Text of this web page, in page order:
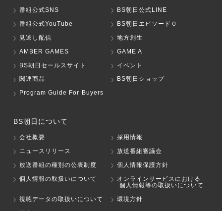
番組公式SNS
BS朝日公式LINE
番組公式YouTube
BS朝日エピソード０
見逃し配信
地方創生
AMBER GAMES
GAME A
BS朝日セールスサイト
イベント
関連商品
BS朝日ショップ
Program Guide For Buyers
BS朝日について
会社概要
採用情報
ニュースリリース
放送番組審議会
放送番組の種別の公表制度
個人情報保護方針
個人情報の取扱いについて
オンラインサービスにおける
個人情報等の取扱いについて
視聴データの取扱いについて
環境方針